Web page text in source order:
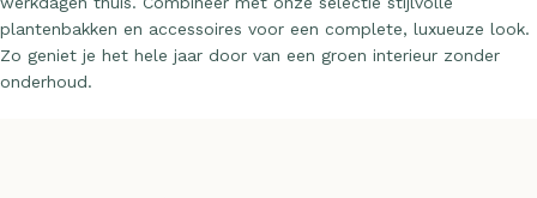
plantenbakken en accessoires voor een complete, luxueuze look.
Zo geniet je het hele jaar door van een groen interieur zonder
onderhoud.